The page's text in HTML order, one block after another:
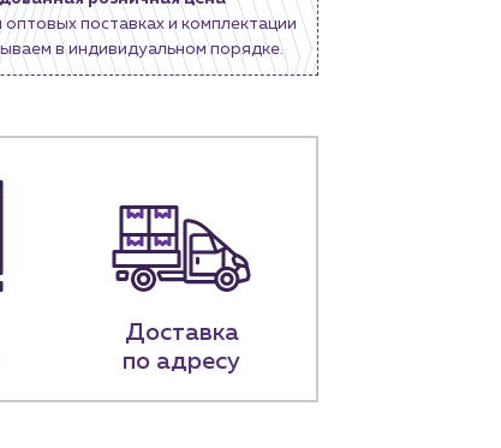
оптовых поставках и комплектации
в индивидуальном порядке.
Доставка
по адресу